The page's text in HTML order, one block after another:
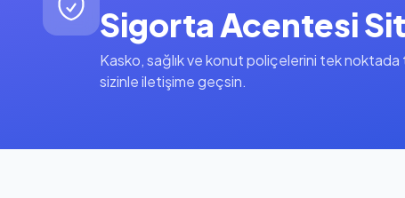
Sigorta Acentesi
Kasko, sağlık ve konut poliçelerini tek
sizinle iletişime geçsin.